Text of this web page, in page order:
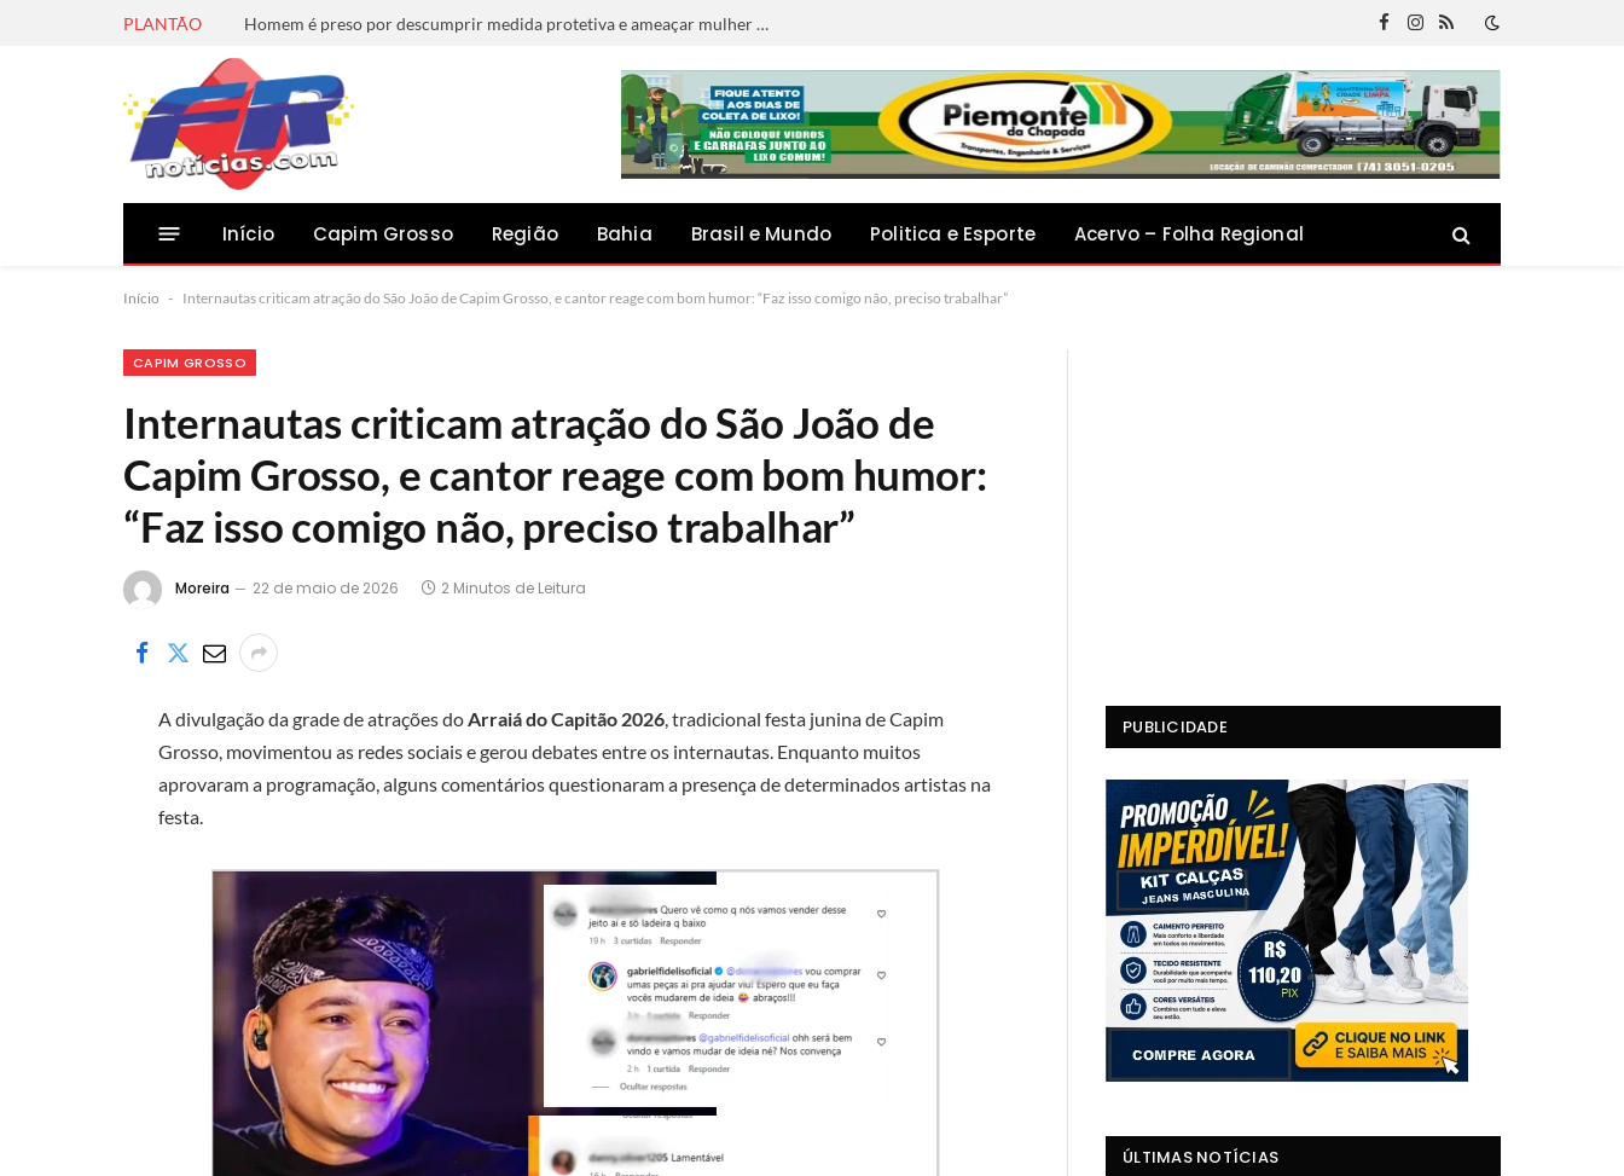
PLANTÃO Homem é preso por descumprir medida protetiva e ameaçar mulher em Jacobina
Facebook
Instagram
RSS
Início Capim Grosso Região Bahia Brasil e Mundo Politica e Esporte Acervo – Folha Regional
Início - Internautas criticam atração do São João de Capim Grosso, e cantor reage com bom humor: “Faz isso comigo não, preciso trabalhar”
CAPIM GROSSO
Internautas criticam atração do São João de
Capim Grosso, e cantor reage com bom humor:
“Faz isso comigo não, preciso trabalhar”
Moreira 22 de maio de 2026 2 Minutos de Leitura
A divulgação da grade de atrações doArraiá do Capitão 2026, tradicional festa junina de Capim
Grosso, movimentou as redes sociais e gerou debates entre os internautas. Enquanto muitos
aprovaram a programação, alguns comentários questionaram a presença de determinados artistas na
festa.
PUBLICIDADE
ÚLTIMAS NOTÍCIAS